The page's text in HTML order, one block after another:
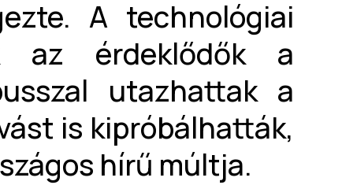
A technológiai
az érdeklődők a
utazhattak a
is kipróbálhatták,
hírű múltja.